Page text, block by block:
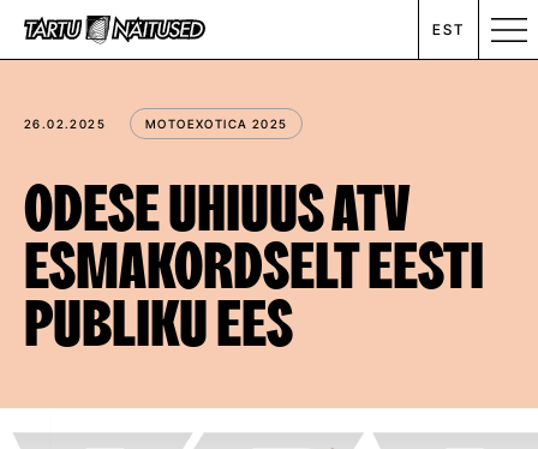
MESSIKALENDER
RENT
ETTEVÕTTEST
UUDISED
KONTAKT
EST
26.02.2025 MOTOEXOTICA 2025
ODESE UHIUUS ATV
ESMAKORDSELT EESTI
PUBLIKU EES